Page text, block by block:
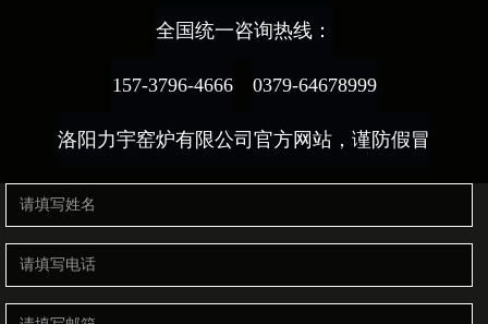
全国统一咨询热线：
157-3796-4666 0379-64678999
洛阳力宇窑炉有限公司官方网站，谨防假冒